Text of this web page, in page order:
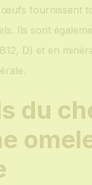
fournissent
Ils sont
D) et en
du